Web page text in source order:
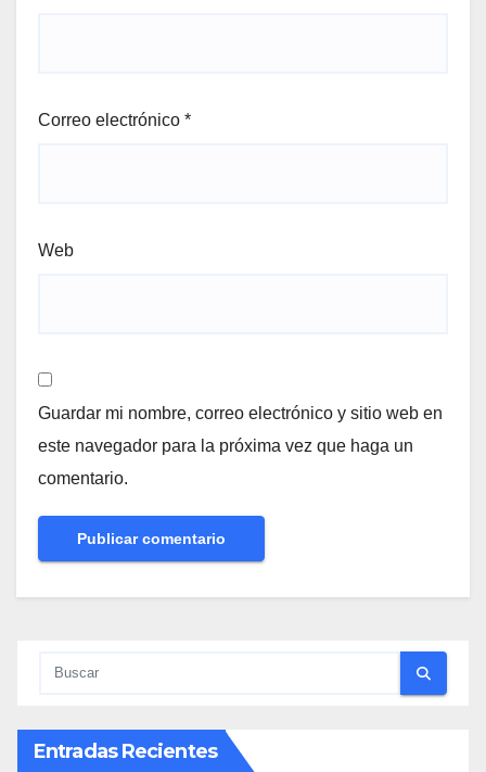
Correo electrónico *
Web
Guardar mi nombre, correo electrónico y sitio web en
este navegador para la próxima vez que haga un
comentario.
Entradas Recientes